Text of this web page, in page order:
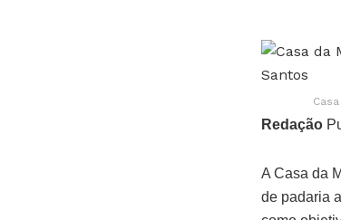
Redação
A Casa da
de padaria